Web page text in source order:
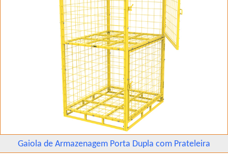
Gaiola de Armazenagem Porta Dupla com Prateleira